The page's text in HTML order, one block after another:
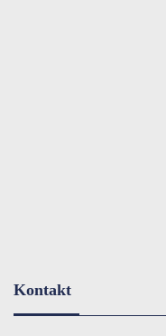
Kontakt